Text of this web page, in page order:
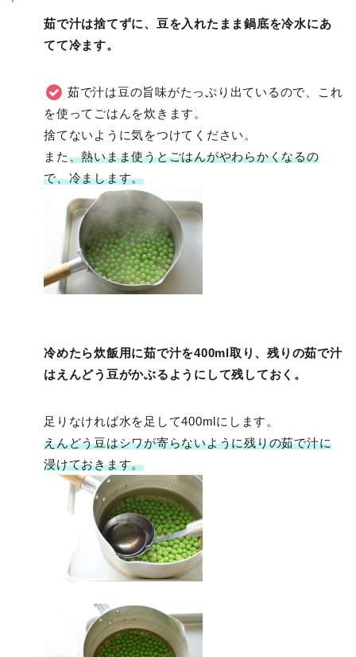
茹で汁は捨てずに、豆を入れたまま鍋底を冷水にあ
てて冷ます。
茹で汁は豆の旨味がたっぷり出ているので、これ
を使ってごはんを炊きます。
捨てないように気をつけてください。
また、熱いまま使うとごはんがやわらかくなるの
で、冷まします。
冷めたら炊飯用に茹で汁を400ml取り、残りの茹で汁
はえんどう豆がかぶるようにして残しておく。
足りなければ水を足して400mlにします。
えんどう豆はシワが寄らないように残りの茹で汁に
浸けておきます。